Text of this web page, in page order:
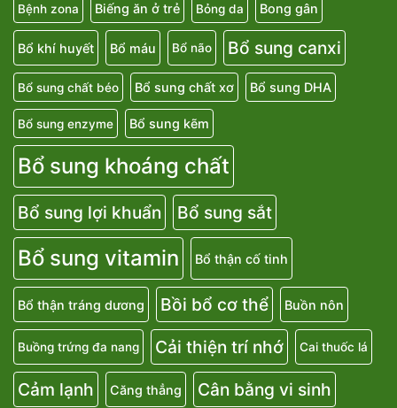
Bệnh zona Biếng ăn ở trẻ Bỏng da Bong gân
Bổ khí huyết Bổ máu Bổ não Bổ sung canxi
Bổ sung chất béo Bổ sung chất xơ Bổ sung DHA
Bổ sung enzyme Bổ sung kẽm
Bổ sung khoáng chất
Bổ sung lợi khuẩn Bổ sung sắt
Bổ sung vitamin Bổ thận cố tinh
Bổ thận tráng dương Bồi bổ cơ thể Buồn nôn
Buồng trứng đa nang Cải thiện trí nhớ Cai thuốc lá
Cảm lạnh Căng thẳng Cân bằng vi sinh